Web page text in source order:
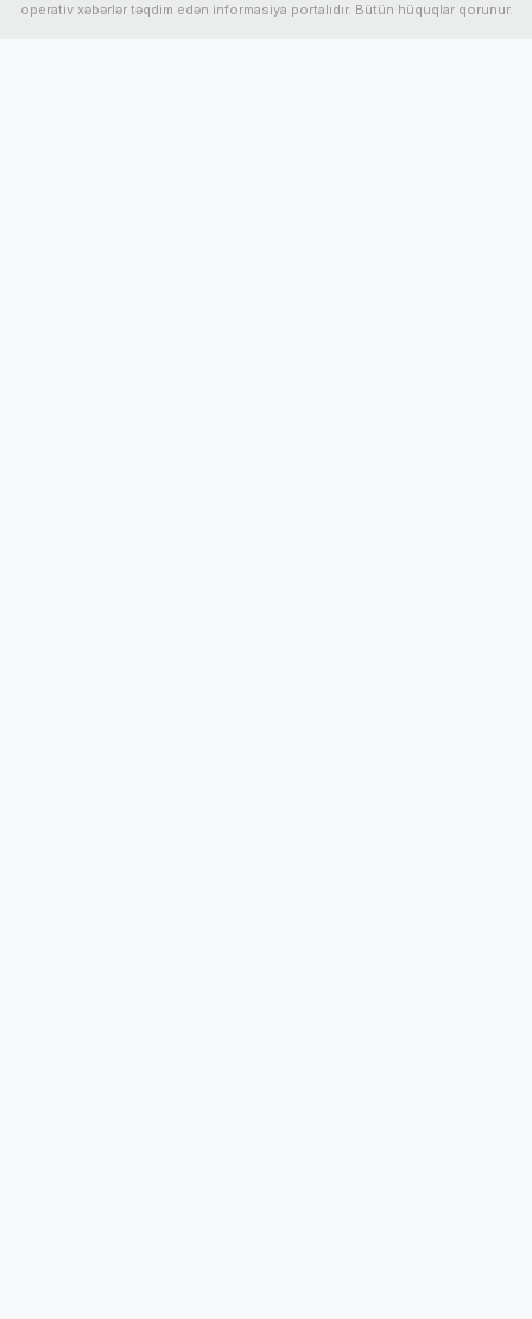
operativ xəbərlər təqdim edən informasiya portalıdır. Bütün hüquqlar qorunur.